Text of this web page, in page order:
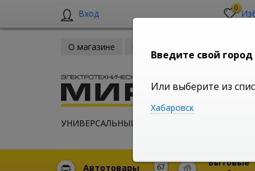
Вход 0
О магазине
УНИВЕРСАЛЬНЫЙ ИНТЕРНЕТ МАГАЗИН
67
Автотовары
Бытовые
Введите свой город
Или выберите из
Хабаровск